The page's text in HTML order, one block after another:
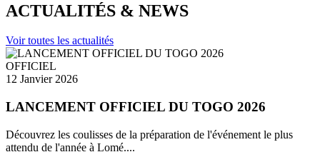
ACTUALITÉS & NEWS
Voir toutes les actualités
OFFICIEL
12 Janvier 2026
LANCEMENT OFFICIEL DU TOGO 2026
Découvrez les coulisses de la préparation de l'événement le plus
attendu de l'année à Lomé....